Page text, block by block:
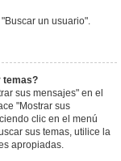
un usuario".
temas?
sus mensajes" en el
"Mostrar sus
clic en el menú
sus temas, utilice la
apropiadas.